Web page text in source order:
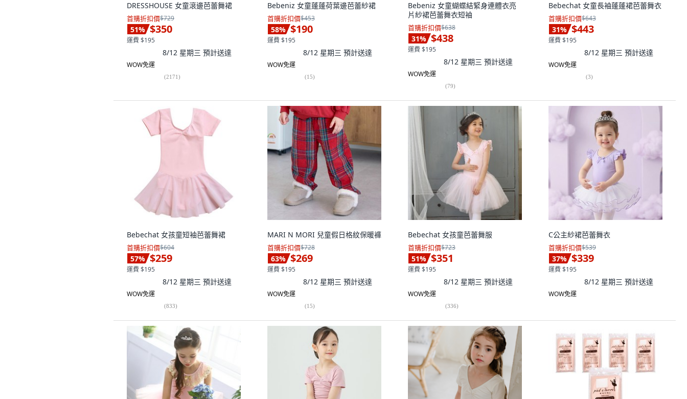
DRESSHOUSE 女童滾邊芭蕾舞裙
首購折扣價$729
51% $350
運費 $195
8/12 星期三 預計送達
WOW免運
(2171)
Bebeniz 女童蓬蓬荷葉邊芭蕾紗裙
首購折扣價$453
58% $190
運費 $195
8/12 星期三 預計送達
WOW免運
(15)
Bebeniz 女童蝴蝶結緊身連體衣亮
片紗裙芭蕾舞衣短袖
首購折扣價$638
31% $438
運費 $195
8/12 星期三 預計送達
WOW免運
(79)
Bebechat 女童長袖蓬蓬裙芭蕾舞衣
首購折扣價$643
31% $443
運費 $195
8/12 星期三 預計送達
WOW免運
(3)
Bebechat 女孩童短袖芭蕾舞裙
首購折扣價$604
57% $259
運費 $195
8/12 星期三 預計送達
WOW免運
(833)
MARI N MORI 兒童假日格紋保暖褲
首購折扣價$728
63% $269
運費 $195
8/12 星期三 預計送達
WOW免運
(15)
Bebechat 女孩童芭蕾舞服
首購折扣價$723
51% $351
運費 $195
8/12 星期三 預計送達
WOW免運
(336)
C公主紗裙芭蕾舞衣
首購折扣價$539
37% $339
運費 $195
8/12 星期三 預計送達
WOW免運